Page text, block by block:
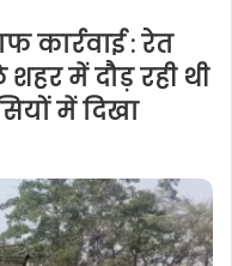
कार्रवाई : रेत
में दौड़ रही थी
में दिखा